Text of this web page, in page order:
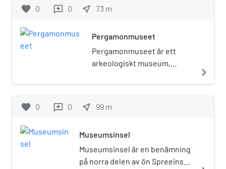
favorite 0 reviews 0 near_me 73 m
Pergamonmuseet
Pergamonmuseet är ett
arkeologiskt museum,
Berlin. Bland museets mest
finns den blå Ishtarporten
Museet ritades av Alfred
Messel och uppfördes efter
dennes död 1910–1930 under
navigate_next
favorite 0 reviews 0 near_me 99 m
Museumsinsel
Museumsinsel är en benämning
på norra delen av ön Spreeinsel i